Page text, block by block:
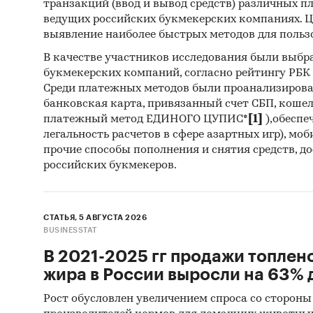
транзакций (ввод и вывод средств) различных
ведущих российских букмекерских компаниях.
выявление наиболее быстрых методов для
В качестве участников исследования были
букмекерских компаний, согласно рейтингу
Среди платежных методов были
банковская карта, привязанный счет СБП,
платежный метод ЕДИНОГО ЦУПИС* [1]
легальность расчетов в сфере азартных игр),
прочие способы пополнения и снятия средств,
российских букмекеров.
СТАТЬЯ, 5 АВГУСТА 2026
BUSINESSTAT
В 2021-2025 гг продажи
жира в России выросли на 63%
Рост обусловлен увеличением спроса со